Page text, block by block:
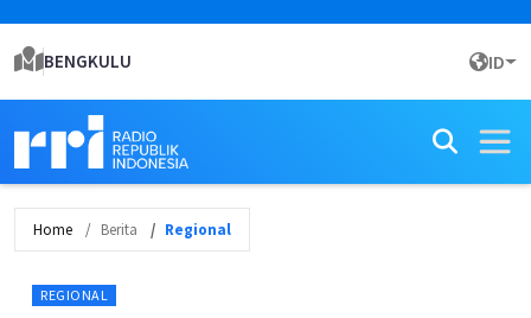
BENGKULU ID
Home Berita Regional
REGIONAL